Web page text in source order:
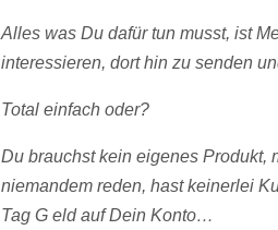
Alles was Du dafür tun musst, ist
interessieren, dort hin zu senden
Total einfach oder?
Du brauchst kein eigenes Produkt,
niemandem reden, hast keinerlei
Tag G eld auf Dein Konto…